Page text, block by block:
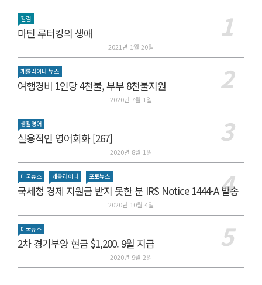
컬럼
마틴 루터킹의 생애
2021년 1월 20일
캐롤라이나 뉴스
여행경비 1인당 4천불, 부부 8천불지원
2020년 7월 1일
생활영어
실용적인 영어회화 [267]
2020년 8월 1일
미국뉴스 캐롤라이나 포토뉴스
국세청 경제 지원금 받지 못한 분 IRS Notice 1444-A 발송
2020년 10월 4일
미국뉴스
2차 경기부양 현금 $1,200. 9월 지급
2020년 9월 2일